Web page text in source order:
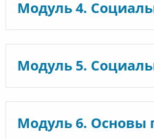
Модуль 4.
Модуль 5.
Модуль 6. Основы